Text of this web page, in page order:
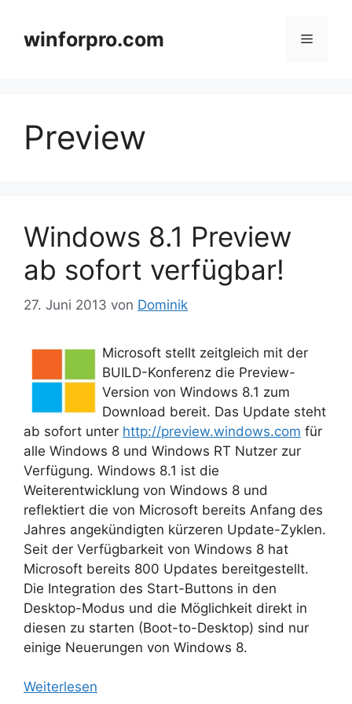
springenwinforpro.com Menü
Preview
Windows 8.1 Preview
ab sofort verfügbar!
27. Juni 2013 von Dominik
Microsoft stellt zeitgleich mit der
BUILD-Konferenz die Preview-
Version von Windows 8.1 zum
Download bereit. Das Update steht
ab sofort unter http://preview.windows.com für
alle Windows 8 und Windows RT Nutzer zur
Verfügung. Windows 8.1 ist die
Weiterentwicklung von Windows 8 und
reflektiert die von Microsoft bereits Anfang des
Jahres angekündigten kürzeren Update-Zyklen.
Seit der Verfügbarkeit von Windows 8 hat
Microsoft bereits 800 Updates bereitgestellt.
Die Integration des Start-Buttons in den
Desktop-Modus und die Möglichkeit direkt in
diesen zu starten (Boot-to-Desktop) sind nur
einige Neuerungen von Windows 8.
Weiterlesen